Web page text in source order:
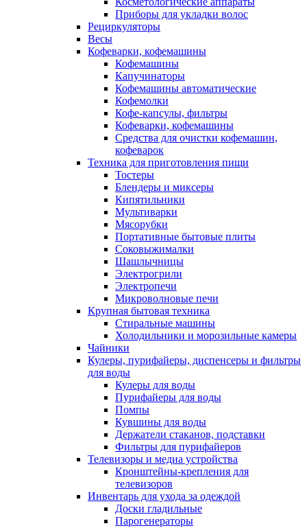
Приборы для укладки волос
Рециркуляторы
Весы
Кофеварки, кофемашины
Кофемашины
Капучинаторы
Кофемашины автоматические
Кофемолки
Кофе-капсулы, фильтры
Кофеварки, кофемашины
Средства для очистки кофемашин,
кофеварок
Техника для приготовления пищи
Тостеры
Блендеры и миксеры
Кипятильники
Мультиварки
Мясорубки
Портативные бытовые плиты
Соковыжималки
Шашлычницы
Электрогрили
Электропечи
Микроволновые печи
Крупная бытовая техника
Стиральные машины
Холодильники и морозильные камеры
Чайники
Кулеры, пурифайеры, диспенсеры и фильтры
для воды
Кулеры для воды
Пурифайеры для воды
Помпы
Кувшины для воды
Держатели стаканов, подставки
Фильтры для пурифайеров
Телевизоры и медиа устройства
Кронштейны-крепления для
телевизоров
Инвентарь для ухода за одеждой
Доски гладильные
Парогенераторы